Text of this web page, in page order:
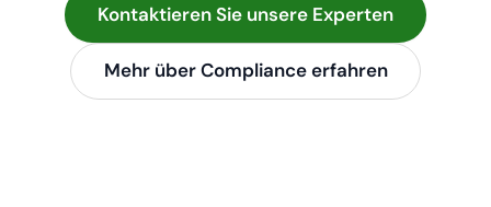
Kontaktieren Sie unsere Experten
Mehr über Compliance erfahren